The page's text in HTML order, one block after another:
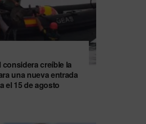
considera creíble la
una nueva entrada
el 15 de agosto